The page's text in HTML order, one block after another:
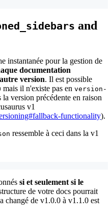
and
instantanée pour la gestion de
documentation
version. Il est possible
mais il n'existe pas en version-
version précédente en raison
v1
functionality).
ressemble à ceci dans la v1
si et seulement si le
de votre docs pourrait
changé de v1.0.0 à v1.1.0 est